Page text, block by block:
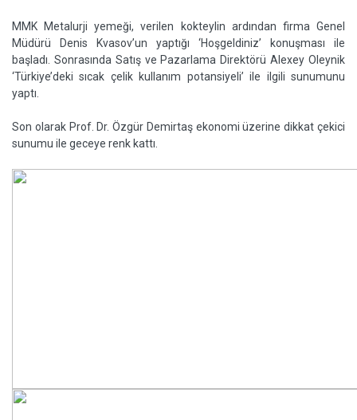
MMK Metalurji yemeği, verilen kokteylin ardından firma Genel
Müdürü Denis Kvasov’un yaptığı ‘Hoşgeldiniz’ konuşması ile
başladı. Sonrasında Satış ve Pazarlama Direktörü Alexey Oleynik
‘Türkiye’deki sıcak çelik kullanım potansiyeli’ ile ilgili sunumunu
yaptı.
Son olarak Prof. Dr. Özgür Demirtaş ekonomi üzerine dikkat çekici
sunumu ile geceye renk kattı.